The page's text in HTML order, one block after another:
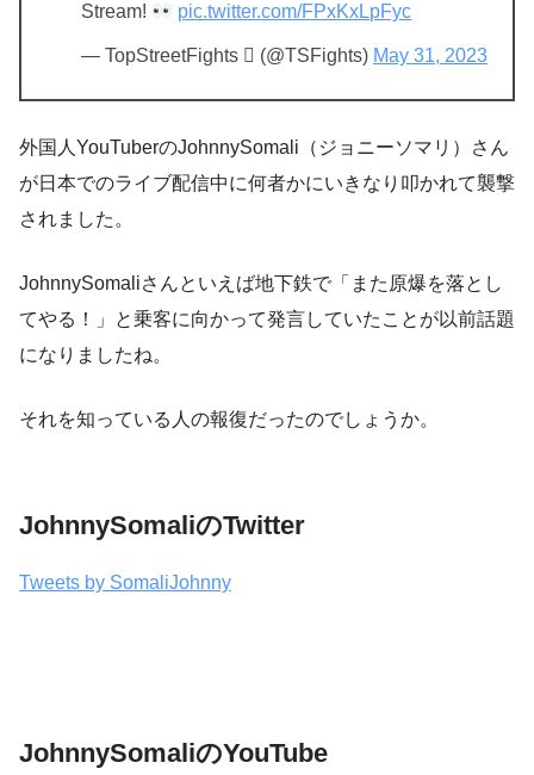
Stream!
pic.twitter.com/FPxKxLpFyc
— TopStreetFights  (@TSFights) May 31, 2023
外国人YouTuberのJohnnySomali（ジョニーソマリ）さん
が日本でのライブ配信中に何者かにいきなり叩かれて襲撃
されました。
JohnnySomaliさんといえば地下鉄で「また原爆を落とし
てやる！」と乗客に向かって発言していたことが以前話題
になりましたね。
それを知っている人の報復だったのでしょうか。
JohnnySomaliのTwitter
Tweets by SomaliJohnny
JohnnySomaliのYouTube